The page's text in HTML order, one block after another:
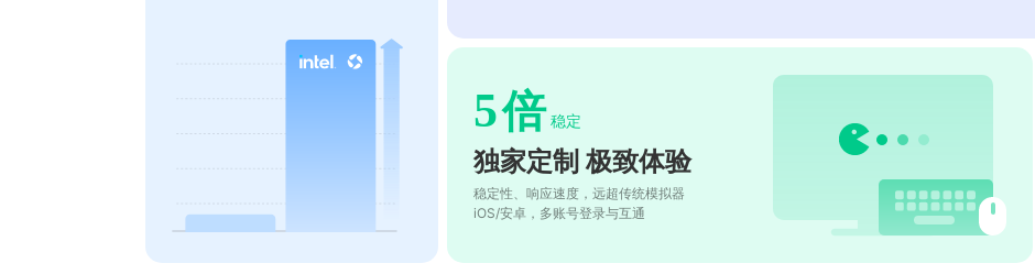
5倍 稳定
独家定制 极致体验
稳定性、响应速度，远超传统模拟器
iOS/安卓，多账号登录与互通